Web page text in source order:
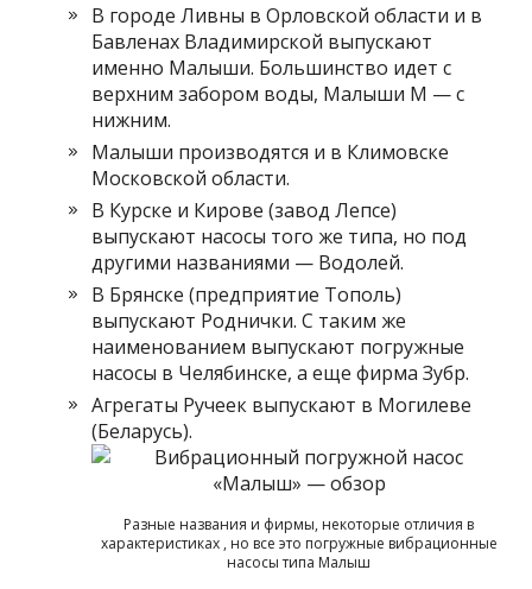
В городе Ливны в Орловской области и в
Бавленах Владимирской выпускают
именно Малыши. Большинство идет с
верхним забором воды, Малыши М — с
нижним.
Малыши производятся и в Климовске
Московской области.
В Курске и Кирове (завод Лепсе)
выпускают насосы того же типа, но под
другими названиями — Водолей.
В Брянске (предприятие Тополь)
выпускают Роднички. С таким же
наименованием выпускают погружные
насосы в Челябинске, а еще фирма Зубр.
Агрегаты Ручеек выпускают в Могилеве
(Беларусь).
Разные названия и фирмы, некоторые отличия в
характеристиках , но все это погружные вибрационные
насосы типа Малыш